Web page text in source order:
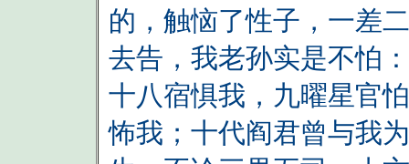
的，触恼了性子，一差
去告，我老孙实是不怕
十八宿惧我，九曜星官
怖我；十代阎君曾与我